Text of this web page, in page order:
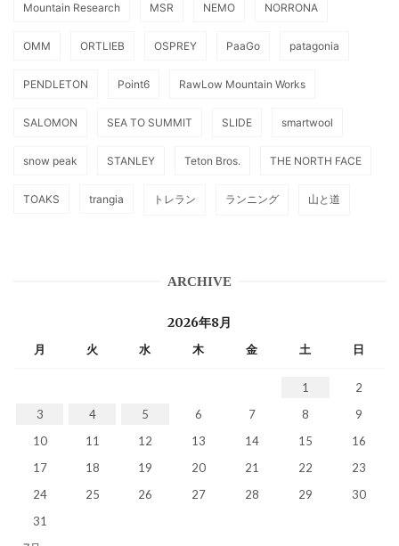
Mountain Research MSR NEMO NORRONA
OMM ORTLIEB OSPREY PaaGo patagonia
PENDLETON Point6 RawLow Mountain Works
SALOMON SEA TO SUMMIT SLIDE smartwool
snow peak STANLEY Teton Bros. THE NORTH FACE
TOAKS trangia トレラン ランニング 山と道
ARCHIVE
2026年8月
月 火 水 木 金 土 日
1
2
3
4 5 6 7 8
9
10
11 12 13 14 15
16
17
18 19 20 21 22
23
24
25 26 27 28 29
30
31